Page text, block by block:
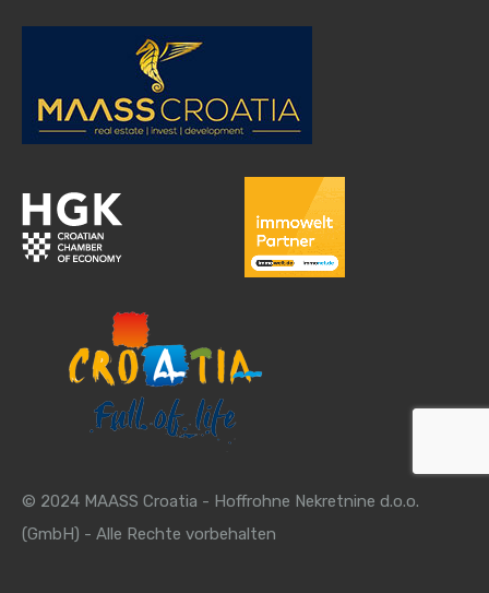
© 2024 MAASS Croatia - Hoffrohne Nekretnine d.o.o.
(GmbH) - Alle Rechte vorbehalten